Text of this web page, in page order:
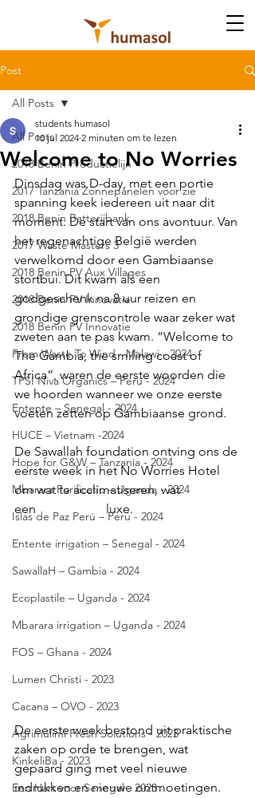
Post
All Posts
2018 Benin Productielijn
2017 Tanzania Zonnepanelen voor zie
2018 Benin Batterijbank
2017 Waste Masters 3
2018 Benin PV Aux Villages
2018 Benin PV Innovatie
2018 Benin PV Innovatie
From Waste To Wind - Malawi - 2024
TPSI Niva Organics – Peru - 2024
Entente – Senegal - 2024
HUCE – Vietnam -2024
Hope for G&W – Tanzania - 2024
Mbarara Purificatio – Uganda - 2024
Islas de Paz Perú – Peru - 2024
Entente irrigation – Senegal - 2024
SawallaH – Gambia - 2024
Ecoplastile – Uganda - 2024
Mbarara irrigation – Uganda - 2024
FOS – Ghana - 2024
Lumen Christi - 2023
Cacana – OVO - 2023
Agrimulimi Fresh Solutions - 2023
KinkeliBa - 2023
Een Hart voor Senegal - 2023
All Posts
Welcome to No Worries
students humasol
10 jul 2024 2 minuten om te lezen
Dinsdag was D-day, met een portie
spanning keek iedereen uit naar dit
moment. De start van ons avontuur. Van
het regenachtige België werden
verwelkomd door een Gambiaanse
stortbui. Dit kwam als een
godgeschenk na 8 uur reizen en
grondige grenscontrole waar zeker wat
zweten aan te pas kwam. “Welcome to
The Gambia, the smiling coast of
Africa”, waren de eerste woorden die
we hoorden wanneer we onze eerste
voeten zetten op Gambiaanse grond.
De Sawallah foundation ontving ons de
eerste week in het No Worries Hotel
om wat te acclimatiseren, wat
een                      luxe.
De eerste week bestond uit praktische
zaken op orde te brengen, wat
gepaard ging met veel nieuwe
indrukken en nieuwe ontmoetingen.